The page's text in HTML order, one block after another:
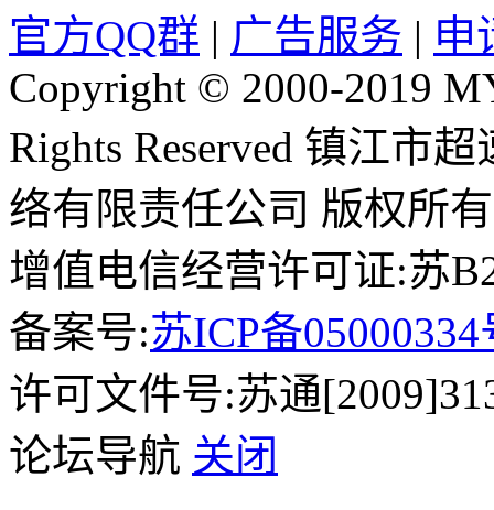
官方QQ群 | 广告服务 | 申
Copyright © 2000-2019
Rights Reserved 镇江市
络有限责任公司 版权所有
增值电信经营许可证:苏
备案号:苏ICP备05000334
许可文件号:苏通
论坛导航 关闭